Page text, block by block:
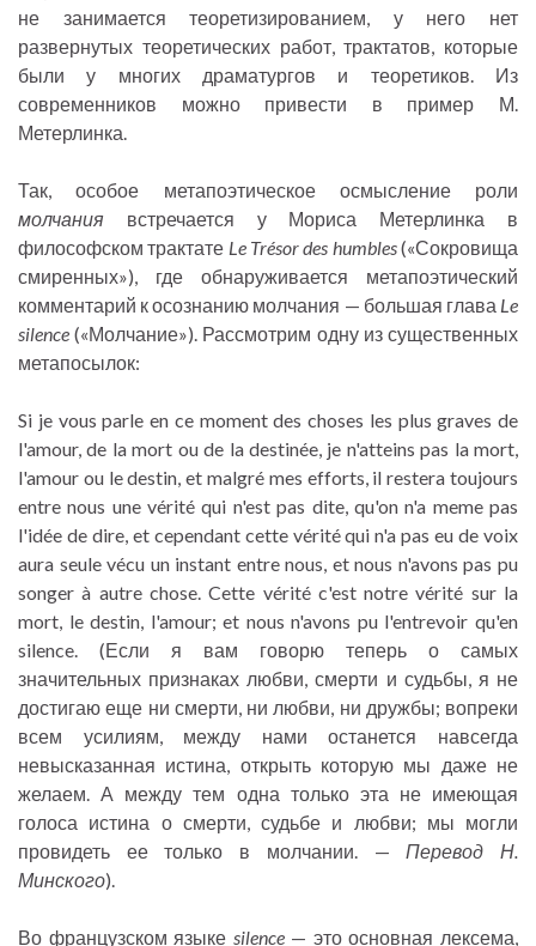
не занимается теоретизированием, у него нет
развернутых теоретических работ, трактатов, которые
были у многих драматургов и теоретиков. Из
современников можно привести в пример М.
Метерлинка.
Так, особое метапоэтическое осмысление роли
молчания встречается у Мориса Метерлинка в
философском трактате Le Trésor des humbles(«Сокровища
смиренных»), где обнаруживается метапоэтический
комментарий к осознанию молчания — большая глава Le
silence («Молчание»). Рассмотрим одну из существенных
метапосылок:
Si je vous parle en ce moment des choses les plus graves de
l'amour, de la mort ou de la destinée, je n'atteins pas la mort,
l'amour ou le destin, et malgré mes efforts, il restera toujours
entre nous une vérité qui n'est pas dite, qu'on n'a meme pas
l'idée de dire, et cependant cette vérité qui n'a pas eu de voix
aura seule vécu un instant entre nous, et nous n'avons pas pu
songer à autre chose. Cette vérité c'est notre vérité sur la
mort, le destin, l'amour; et nous n'avons pu l'entrevoir qu'en
silence. (Если я вам говорю теперь о самых
значительных признаках любви, смерти и судьбы, я не
достигаю еще ни смерти, ни любви, ни дружбы; вопреки
всем усилиям, между нами останется навсегда
невысказанная истина, открыть которую мы даже не
желаем. А между тем одна только эта не имеющая
голоса истина о смерти, судьбе и любви; мы могли
провидеть ее только в молчании. —Перевод Н.
Минского).
Во французском языке silence— это основная лексема,